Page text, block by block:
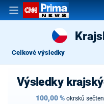
Celkové výsledky
Výsledky
100,00% okrsků